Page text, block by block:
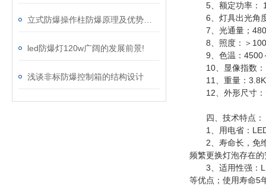
led防爆灯120w广阔的发展前景!
浅谈非标防爆控制箱的结构设计
5、额定功率：
6、灯具出光角
7、光通量；
8、照度：＞
9、色温：4500
10、显像指数：
11、重量：
12、外形尺寸：
四、技术特点：
1、用电省：LED
2、寿命长，免维
频繁更换灯泡存在
3、适用性强：
等优点；使用寿命5